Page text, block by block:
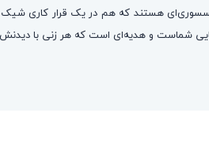
هستند که هم در یک قرار کاری
شماست و هدیه‌ای است که هر زنی با